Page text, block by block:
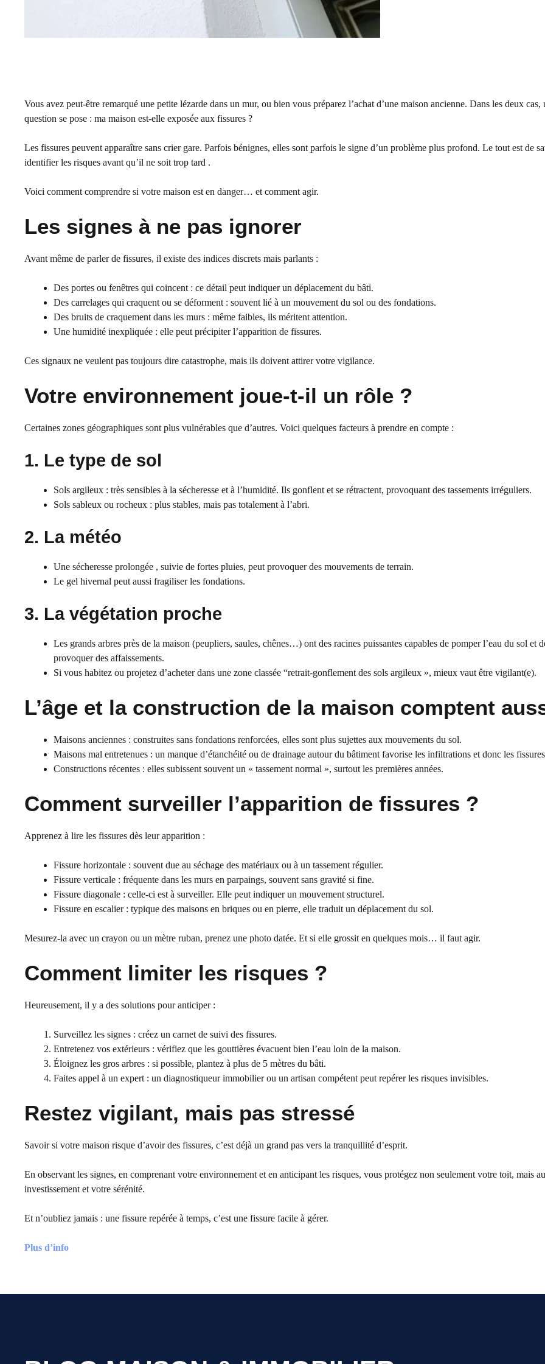
Vous avez peut-être remarqué une petite lézarde dans un mur, ou bien vous préparez l’achat d’une maison ancienne. Dans les deux cas,
question se pose : ma maison est-elle exposée aux fissures ?
Les fissures peuvent apparaître sans crier gare. Parfois bénignes, elles sont parfois le signe d’un problème plus profond. Le tout est de
identifier les risques avant qu’il ne soit trop tard .
Voici comment comprendre si votre maison est en danger… et comment agir.
Les signes à ne pas ignorer
Avant même de parler de fissures, il existe des indices discrets mais parlants :
Des portes ou fenêtres qui coincent : ce détail peut indiquer un déplacement du bâti.
Des carrelages qui craquent ou se déforment : souvent lié à un mouvement du sol ou des fondations.
Des bruits de craquement dans les murs : même faibles, ils méritent attention.
Une humidité inexpliquée : elle peut précipiter l’apparition de fissures.
Ces signaux ne veulent pas toujours dire catastrophe, mais ils doivent attirer votre vigilance.
Votre environnement joue-t-il un rôle ?
Certaines zones géographiques sont plus vulnérables que d’autres. Voici quelques facteurs à prendre en compte :
1. Le type de sol
Sols argileux : très sensibles à la sécheresse et à l’humidité. Ils gonflent et se rétractent, provoquant des tassements irréguliers.
Sols sableux ou rocheux : plus stables, mais pas totalement à l’abri.
2. La météo
Une sécheresse prolongée , suivie de fortes pluies, peut provoquer des mouvements de terrain.
Le gel hivernal peut aussi fragiliser les fondations.
3. La végétation proche
Les grands arbres près de la maison (peupliers, saules, chênes…) ont des racines puissantes capables de pomper l’eau du sol et
provoquer des affaissements.
Si vous habitez ou projetez d’acheter dans une zone classée “retrait-gonflement des sols argileux », mieux vaut être vigilant(e).
L’âge et la construction de la maison comptent
Maisons anciennes : construites sans fondations renforcées, elles sont plus sujettes aux mouvements du sol.
Maisons mal entretenues : un manque d’étanchéité ou de drainage autour du bâtiment favorise les infiltrations et donc les
Constructions récentes : elles subissent souvent un « tassement normal », surtout les premières années.
Comment surveiller l’apparition de fissures ?
Apprenez à lire les fissures dès leur apparition :
Fissure horizontale : souvent due au séchage des matériaux ou à un tassement régulier.
Fissure verticale : fréquente dans les murs en parpaings, souvent sans gravité si fine.
Fissure diagonale : celle-ci est à surveiller. Elle peut indiquer un mouvement structurel.
Fissure en escalier : typique des maisons en briques ou en pierre, elle traduit un déplacement du sol.
Mesurez-la avec un crayon ou un mètre ruban, prenez une photo datée. Et si elle grossit en quelques mois… il faut agir.
Comment limiter les risques ?
Heureusement, il y a des solutions pour anticiper :
Surveillez les signes : créez un carnet de suivi des fissures.
Entretenez vos extérieurs : vérifiez que les gouttières évacuent bien l’eau loin de la maison.
Éloignez les gros arbres : si possible, plantez à plus de 5 mètres du bâti.
Faites appel à un expert : un diagnostiqueur immobilier ou un artisan compétent peut repérer les risques invisibles.
Restez vigilant, mais pas stressé
Savoir si votre maison risque d’avoir des fissures, c’est déjà un grand pas vers la tranquillité d’esprit.
En observant les signes, en comprenant votre environnement et en anticipant les risques, vous protégez non seulement votre toit, mais
investissement et votre sérénité.
Et n’oubliez jamais : une fissure repérée à temps, c’est une fissure facile à gérer.
Plus d’info